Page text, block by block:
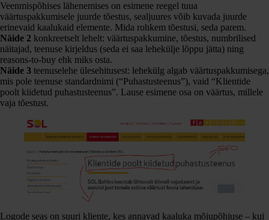
Veenmispõhises lähenemises on esimene reegel tuua
väärtuspakkumisele juurde tõestus, sealjuures võib kuvada juurde
erinevaid kaalukaid elemente. Mida rohkem tõestusi, seda parem.
Näide 2 konkreetselt lehelt: väärtuspakkumine, tõestus, numbrilised
näitajad, teenuse kirjeldus (seda ei saa lehekülje lõppu jätta) ning
reasons-to-buy ehk miks osta.
Näide 3 teenuselehe ülesehitusest: lehekülg algab väärtuspakkumisega,
mis pole teenuse standardnimi (“Puhastusteenus”), vaid “Klientide
poolt kiidetud puhastusteenus”. Lause esimene osa on väärtus, millele
vaja tõestust.
Logode seas on suuri kliente, kes annavad kaaluka mõjupõhjuse – kui